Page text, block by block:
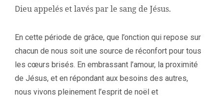
Dieu appelés et lavés par le sang de Jésus.
En cette période de grâce, que l’onction qui repose sur
chacun de nous soit une source de réconfort pour tous
les cœurs brisés. En embrassant l’amour, la proximité
de Jésus, et en répondant aux besoins des autres,
nous vivons pleinement l’esprit de noël et